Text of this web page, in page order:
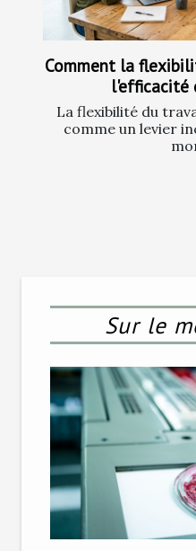
Comment la
l'efficacité
La flexibilité du
comme un levier
Sur le